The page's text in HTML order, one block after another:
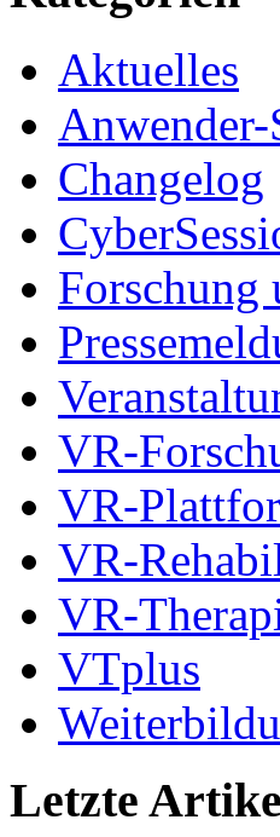
Aktuelles
Changelog
VR-
VR-
VR-
VR-
VTplus
Letzte